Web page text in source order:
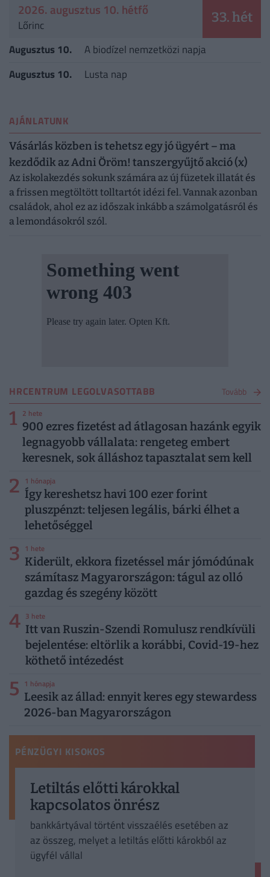
2026. augusztus 10. hétfő
Lőrinc 33. hét
Augusztus 10.
A biodízel nemzetközi napja
Augusztus 10.
Lusta nap
AJÁNLATUNK
Vásárlás közben is tehetsz egy jó ügyért – ma
kezdődik az Adni Öröm! tanszergyűjtő akció (x)
Az iskolakezdés sokunk számára az új füzetek illatát és
a frissen megtöltött tolltartót idézi fel. Vannak azonban
családok, ahol ez az időszak inkább a számolgatásról és
a lemondásokról szól.
HRCENTRUM LEGOLVASOTTABB Tovább
1 2 hete
900 ezres fizetést ad átlagosan hazánk egyik
legnagyobb vállalata: rengeteg embert
keresnek, sok álláshoz tapasztalat sem kell
2 1 hónapja
Így kereshetsz havi 100 ezer forint
pluszpénzt: teljesen legális, bárki élhet a
lehetőséggel
3 1 hete
Kiderült, ekkora fizetéssel már jómódúnak
számítasz Magyarországon: tágul az olló
gazdag és szegény között
4 3 hete
Itt van Ruszin-Szendi Romulusz rendkívüli
bejelentése: eltörlik a korábbi, Covid-19-hez
köthető intézedést
5 1 hónapja
Leesik az állad: ennyit keres egy stewardess
2026-ban Magyarországon
PÉNZÜGYI KISOKOS
Letiltás előtti károkkal
kapcsolatos önrész
bankkártyával történt visszaélés esetében az
az összeg, melyet a letiltás előtti károkból az
ügyfél vállal